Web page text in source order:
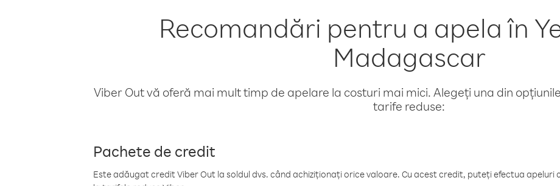
Recomandări pentru a apela în
Madagascar
Viber Out vă oferă mai mult timp de apelare la costuri mai mici. Alegeți una din
tarife reduse:
Pachete de credit
Este adăugat credit Viber Out la soldul dvs. când achiziționați orice valoare. Cu acest credit, puteți efectua apeluri